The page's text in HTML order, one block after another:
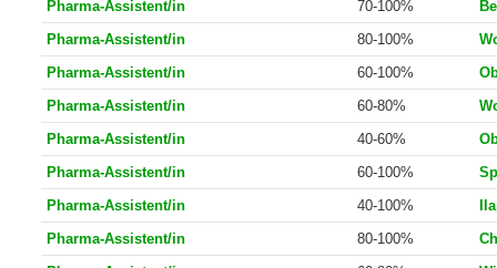
Pharma-Assistent/in
40-80%
Pharma-Assistent/in
70-100%
Pharma-Assistent/in
80-100%
Pharma-Assistent/in
60-100%
Pharma-Assistent/in
60-80%
Pharma-Assistent/in
40-60%
Pharma-Assistent/in
60-100%
Pharma-Assistent/in
40-100%